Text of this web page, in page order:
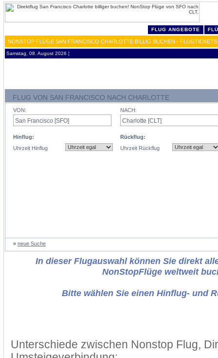
FLUG ANGEBOTE
NONSTOP FLÜGE SAN FRANCISCO CHARLOTTE BILLIG BUCHEN -
Samstag, 08. August 2026 ¦
FLUG VON SAN FRANCISCO NACH CHARLOTTE
VON:
Hinflug:
Uhrzeit Hinflug
NACH:
Rückflug:
Uhrzeit Rückflug
» neue Suche
In dieser Flugauswahl können Sie direkt
NonStopFlüge weltweit
Bitte wählen Sie einen Hinflug- und
Unterschiede zwischen Nonstop Flug,